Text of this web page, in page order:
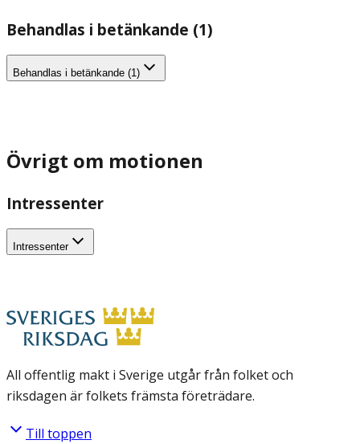
Behandlas i betänkande (1)
Behandlas i betänkande (1)
Övrigt om motionen
Intressenter
Intressenter
All offentlig makt i Sverige utgår från folket och
riksdagen är folkets främsta företrädare.
Till toppen